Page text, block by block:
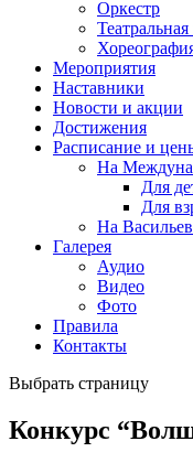
Оркестр
Мероприятия
Наставники
Новости и акции
Достижения
Расписание и
На
Для
Для
На
Галерея
Аудио
Видео
Фото
Правила
Контакты
Выбрать страницу
Конкурс